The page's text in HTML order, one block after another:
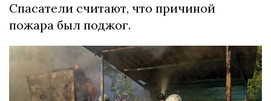
Спасатели считают, что причиной
пожара был поджог.